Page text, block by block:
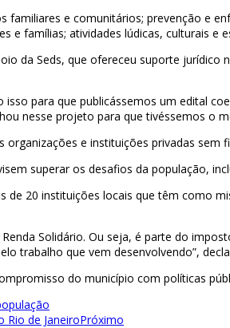
e comunitários; prevenção e
famílias; atividades lúdicas, culturais e
da Seds, que ofereceu suporte
para que publicássemos um edital
nesse projeto para que tivéssemos o
e instituições privadas sem
superar os desafios da população,
20 instituições locais que têm como
Solidário. Ou seja, é parte do
trabalho que vem desenvolvendo”,
do município com políticas
Rio de JaneiroPróximo